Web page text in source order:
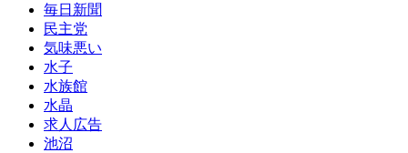
毎日新聞
民主党
気味悪い
水子
水族館
水晶
求人広告
池沼